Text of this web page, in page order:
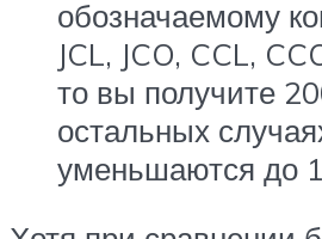
обозначаемому
JCL, JCO, CCL,
то вы получите
остальных
уменьшаются до